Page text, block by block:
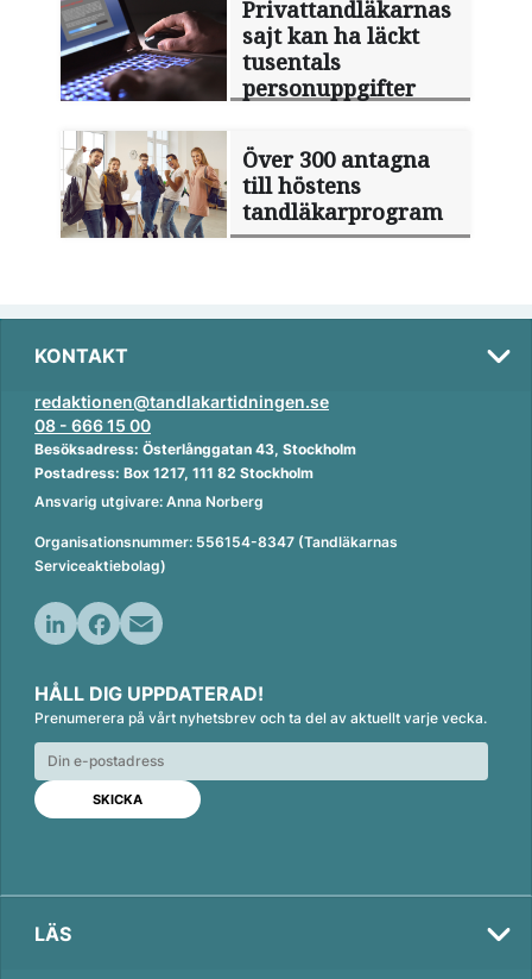
Privattandläkarnas
sajt kan ha läckt
tusentals
personuppgifter
Över 300 antagna
till höstens
tandläkarprogram
KONTAKT
redaktionen@tandlakartidningen.se
08 - 666 15 00
Besöksadress: Österlånggatan 43, Stockholm
Postadress: Box 1217, 111 82 Stockholm
Ansvarig utgivare: Anna Norberg
Organisationsnummer: 556154-8347 (Tandläkarnas
Serviceaktiebolag)
n
k
e
d
n
c
e
b
o
o
k
a
i
l
HÅLL DIG UPPDATERAD!
Prenumerera på vårt nyhetsbrev och ta del av aktuellt varje vecka.
LÄS